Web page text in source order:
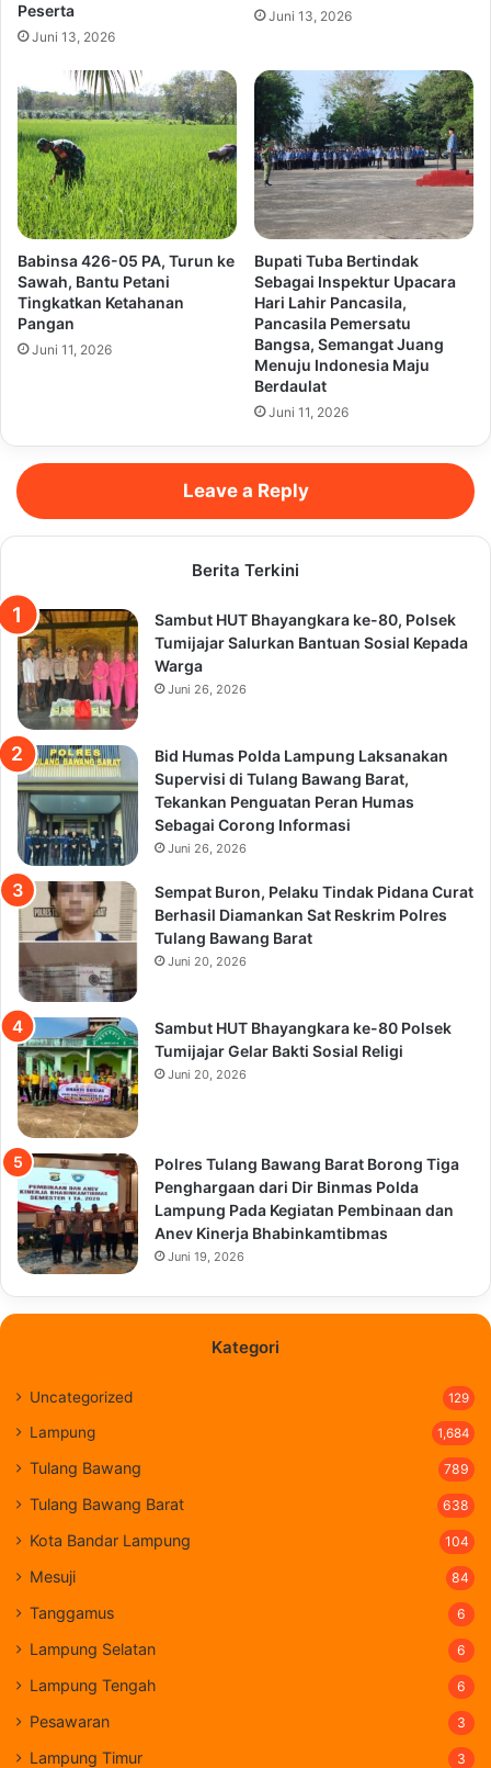
Peserta
Juni 13, 2026
Juni 13, 2026
Babinsa 426-05 PA, Turun ke
Sawah, Bantu Petani
Tingkatkan Ketahanan
Pangan
Juni 11, 2026
Bupati Tuba Bertindak
Sebagai Inspektur Upacara
Hari Lahir Pancasila,
Pancasila Pemersatu
Bangsa, Semangat Juang
Menuju Indonesia Maju
Berdaulat
Juni 11, 2026
Leave a Reply
Berita Terkini
Sambut HUT Bhayangkara ke-80, Polsek
Tumijajar Salurkan Bantuan Sosial Kepada
Warga
Juni 26, 2026
Bid Humas Polda Lampung Laksanakan
Supervisi di Tulang Bawang Barat,
Tekankan Penguatan Peran Humas
Sebagai Corong Informasi
Juni 26, 2026
Sempat Buron, Pelaku Tindak Pidana Curat
Berhasil Diamankan Sat Reskrim Polres
Tulang Bawang Barat
Juni 20, 2026
Sambut HUT Bhayangkara ke-80 Polsek
Tumijajar Gelar Bakti Sosial Religi
Juni 20, 2026
Polres Tulang Bawang Barat Borong Tiga
Penghargaan dari Dir Binmas Polda
Lampung Pada Kegiatan Pembinaan dan
Anev Kinerja Bhabinkamtibmas
Juni 19, 2026
Kategori
Uncategorized 129
Lampung 1,684
Tulang Bawang 789
Tulang Bawang Barat 638
Kota Bandar Lampung 104
Mesuji 84
Tanggamus 6
Lampung Selatan 6
Lampung Tengah 6
Pesawaran 3
Lampung Timur 3